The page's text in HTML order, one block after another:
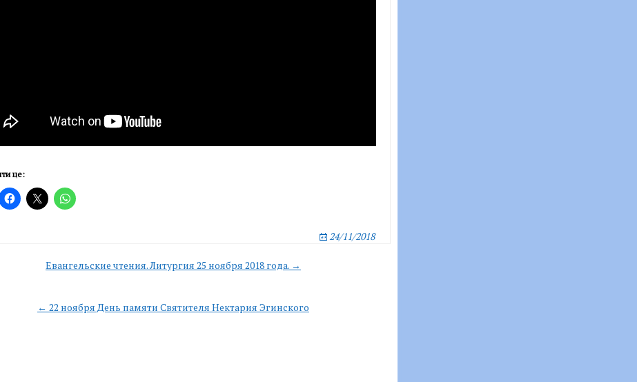
це:
24/11/2018
Евангельские чтения. Литургия 25 ноября 2018 года. →
← 22 ноября День памяти Святителя Нектария Эгинского